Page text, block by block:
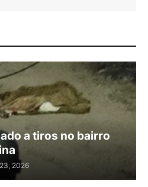
a tiros no bairro
2026